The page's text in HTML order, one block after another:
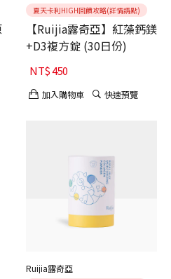
夏天卡利HIGH回饋攻略(詳情請點)
【Ruijia露奇亞】紅藻鈣鎂
+D3複方錠 (30日份)
NT$450
加入購物車 快速預覽
Ruijia露奇亞